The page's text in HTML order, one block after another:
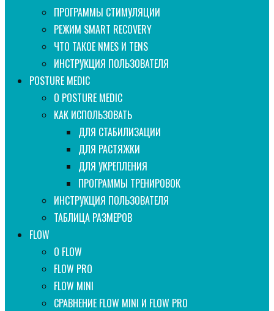
ПРОГРАММЫ СТИМУЛЯЦИИ
РEЖИМ SMART RECOVERY
ЧТО ТАКОЕ NMES И TENS
ИНСТРУКЦИЯ ПОЛЬЗОВАТЕЛЯ
POSTURE MEDIC
О POSTURE MEDIC
КАК ИСПОЛЬЗОВАТЬ
ДЛЯ СТАБИЛИЗАЦИИ
ДЛЯ РАСТЯЖКИ
ДЛЯ УКРЕПЛЕНИЯ
ПРОГРАММЫ ТРЕНИРОВОК
ИНСТРУКЦИЯ ПОЛЬЗОВАТЕЛЯ
ТАБЛИЦА РАЗМЕРОВ
FLOW
О FLOW
FLOW PRO
FLOW MINI
СРАВНЕНИЕ FLOW MINI И FLOW PRO